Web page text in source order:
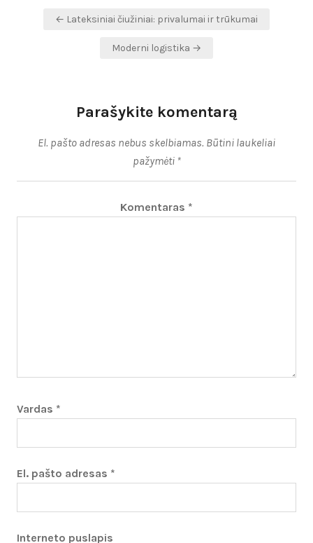
Navigacija
← Lateksiniai čiužiniai: privalumai ir trūkumai
Moderni logistika →
Parašykite komentarą
El. pašto adresas nebus skelbiamas. Būtini laukeliai
pažymėti *
Komentaras *
Vardas *
El. pašto adresas *
Interneto puslapis